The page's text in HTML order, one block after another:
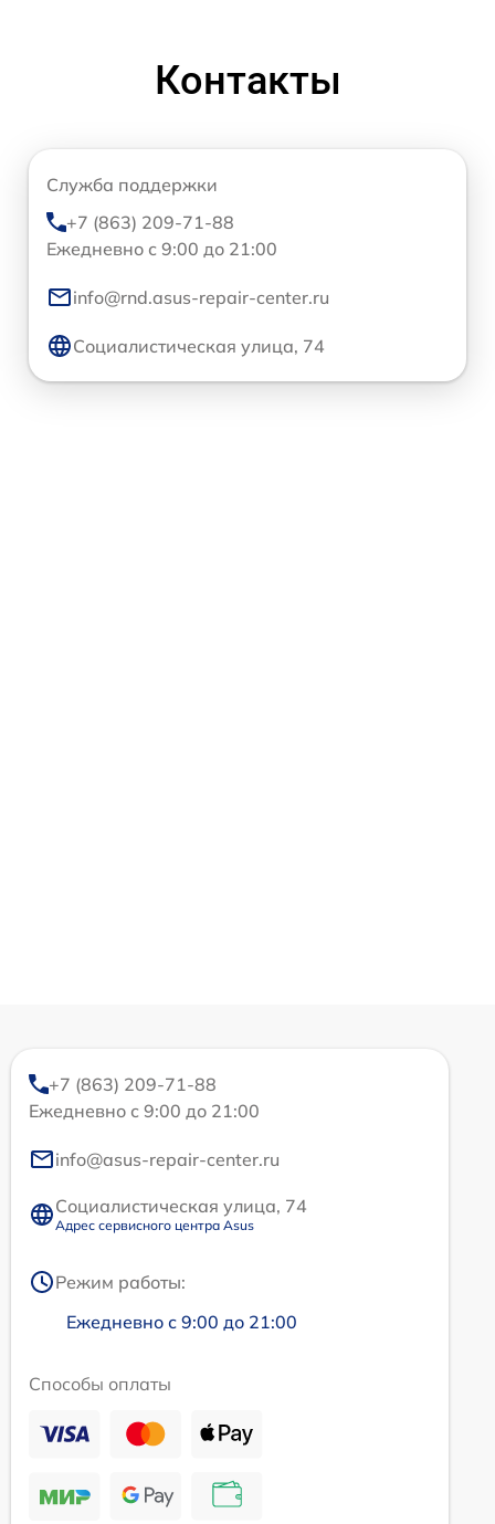
Контакты
Служба поддержки
+7 (863) 209-71-88
Ежедневно с 9:00 до 21:00
info@rnd.asus-repair-center.ru
Социалистическая улица, 74
+7 (863) 209-71-88
Ежедневно с 9:00 до 21:00
info@asus-repair-center.ru
Социалистическая улица, 74
Адрес сервисного центра Asus
Режим работы:
Ежедневно с 9:00 до 21:00
Способы оплаты